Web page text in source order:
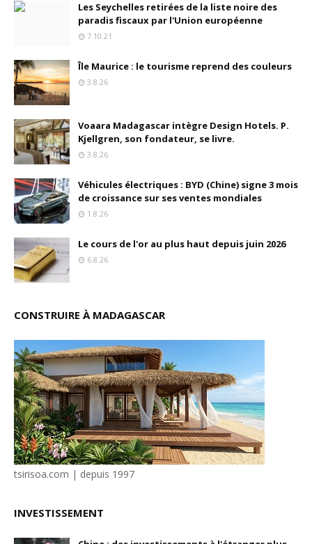
Les Seychelles retirées de la liste noire des
paradis fiscaux par l'Union européenne
7.10.21
Île Maurice : le tourisme reprend des couleurs
3.8.26
Voaara Madagascar intègre Design Hotels. P.
Kjellgren, son fondateur, se livre.
3.8.26
Véhicules électriques : BYD (Chine) signe 3 mois
de croissance sur ses ventes mondiales
1.8.26
Le cours de l'or au plus haut depuis juin 2026
6.8.26
CONSTRUIRE À MADAGASCAR
tsirisoa.com | depuis 1997
INVESTISSEMENT